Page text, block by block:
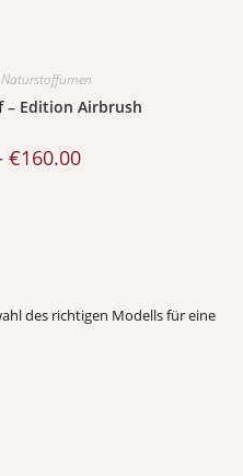
Naturstoffurnen
– Edition Airbrush
€160.00
des richtigen Modells für eine